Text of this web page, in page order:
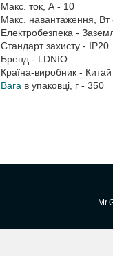
Макс. ток, А - 10
Макс. навантаження, Вт
Електробезпека -
Стандарт захисту - IP20
Бренд - LDNIO
Країна-виробник - Китай
Вага в упаковці, г - 350